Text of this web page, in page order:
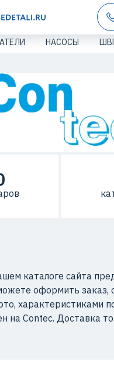
НАСОСЫ
каталоге сайта
оформить заказ,
характеристиками
на Contec. Доставка